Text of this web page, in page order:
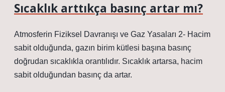
Sıcaklık arttıkça basınç artar mı?
Atmosferin Fiziksel Davranışı ve Gaz Yasaları 2- Hacim
sabit olduğunda, gazın birim kütlesi başına basınç
doğrudan sıcaklıkla orantılıdır. Sıcaklık artarsa, hacim
sabit olduğundan basınç da artar.